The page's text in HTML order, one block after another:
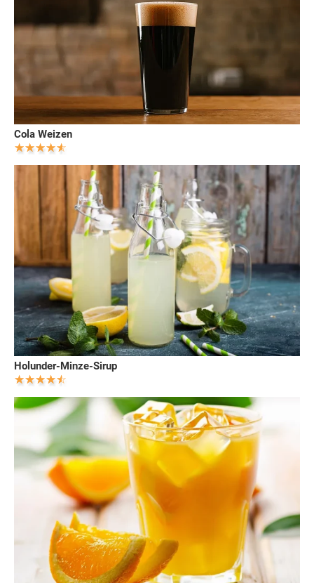
Cola Weizen
Holunder-Minze-Sirup